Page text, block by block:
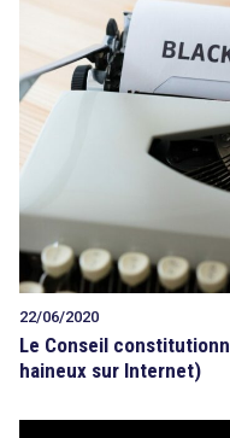
22/06/2020
Le Conseil
haineux sur Internet)